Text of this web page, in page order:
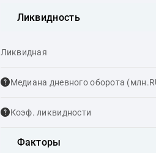
Ликвидность
Ликвидная
Медиана дневного оборота
Коэф. ликвидности
Факторы